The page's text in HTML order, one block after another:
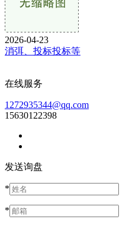
2026-04-23
消弭、投标投标等
在线服务
1272935344@qq.com
15630122398
发送询盘
*
*